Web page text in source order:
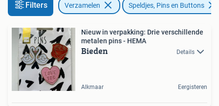
Filters Verzamelen Speldjes, Pins en Buttons
Nieuw in verpakking: Drie verschillende
metalen pins - HEMA
Bieden Details
Alkmaar Eergisteren